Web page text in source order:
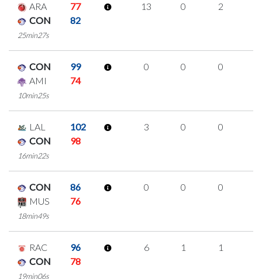
ARA
77
CON
82
25min27s
13 0 2
CON
99
AMI
74
10min25s
0 0 0
LAL
102
CON
98
16min22s
3 0 0
CON
86
MUS
76
18min49s
0 0 0
RAC
96
CON
78
19min06s
6 1 1